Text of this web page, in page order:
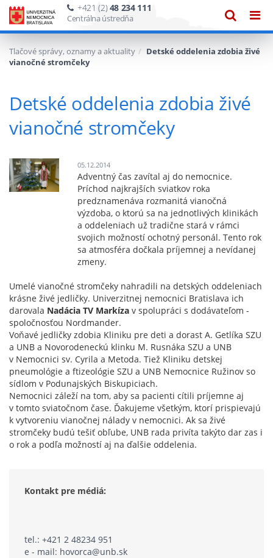
+421 (2)48 234 111
Centrálna ústredňa
Tlačové správy, oznamy a aktuality
Detské oddelenia zdobia živé
vianočné stromčeky
Detské oddelenia zdobia živé
vianočné stromčeky
vianočné
stromčeky
05.12.2014
Adventný čas zavítal aj do nemocnice.
Príchod najkrajších sviatkov roka
predznamenáva rozmanitá vianočná
výzdoba, o ktorú sa na jednotlivých klinikách
a oddeleniach už tradične stará v rámci
svojich možností ochotný personál. Tento rok
sa atmosféra dočkala príjemnej a nevídanej
zmeny.
Umelé vianočné stromčeky nahradili na detských oddeleniach
krásne živé jedličky. Univerzitnej nemocnici Bratislava ich
darovala Nadácia TV Markíza v spolupráci s dodávateľom -
spoločnosťou Nordmander.
Voňavé jedličky zdobia Kliniku pre deti a dorast A. Getlíka SZU
a UNB a Novorodeneckú klinku M. Rusnáka SZU a UNB
v Nemocnici sv. Cyrila a Metoda. Tiež Kliniku detskej
pneumológie a ftizeológie SZU a UNB Nemocnice Ružinov so
sídlom v Podunajských Biskupiciach.
Nemocnici záleží na tom, aby sa pacienti cítili príjemne aj
v tomto sviatočnom čase. Ďakujeme všetkým, ktorí prispievajú
k vytvoreniu vianočnej nálady v nemocnici. Ak sa živé
stromčeky budú tešiť obľube, UNB rada privíta takýto dar zas i
o rok a podľa možností aj na ďalšie oddelenia.
Kontakt pre médiá:
tel.: +421 2 48234 951
e - mail: hovorca@unb.sk